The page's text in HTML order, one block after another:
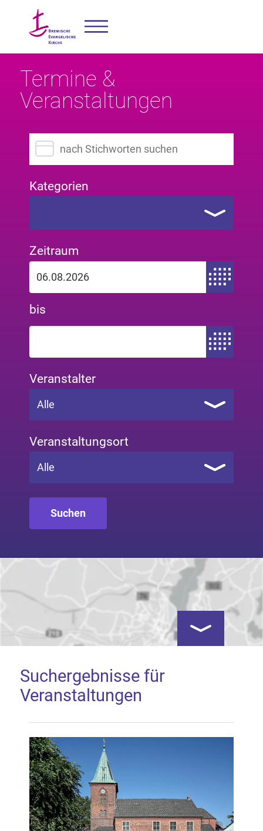
Termine &
Veranstaltungen
Suchbegriff eingeben
Kategorien
Zeitraum
Zeitraum von
bis
Zeitraum bis
Veranstalter
Alle
Veranstaltungsort
Alle
Google Map laden
Mit dem Laden der Karte akzeptieren Sie, dass die
Anwendung Google Maps beim Aktivieren von
Inhalten Cookies auf Ihrem Gerät setzt, z.B. zwecks
Reichweitenmessung und profilbasierter Werbung.
Näheres s.zur Datenschutzerklärung
Kartenansicht
Suchergebnisse für
Veranstaltungen